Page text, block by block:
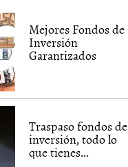
Mejores Fondos de
Inversión
Garantizados
Traspaso fondos de
inversión, todo lo
que tienes...